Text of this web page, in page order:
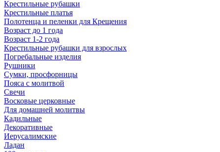
Крестильные рубашки
Крестильные платья
Полотенца и пеленки для Крещения
Возраст до 1 года
Возраст 1-2 года
Крестильные рубашки для взрослых
Погребальные изделия
Рушники
Сумки, просфорницы
Пояса с молитвой
Свечи
Восковые церковные
Для домашней молитвы
Кадильные
Декоративные
Иерусалимские
Ладан